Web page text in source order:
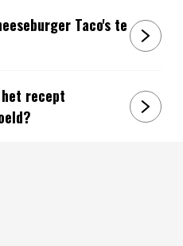
Taco's te
recept